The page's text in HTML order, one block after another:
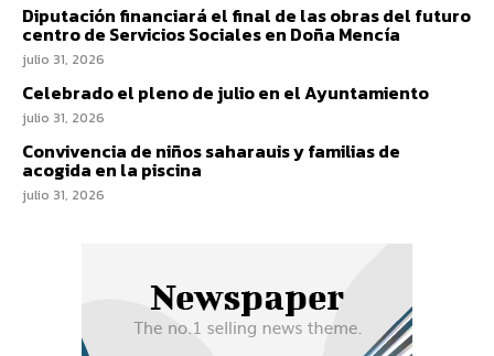
Diputación financiará el final de las obras del futuro
centro de Servicios Sociales en Doña Mencía
julio 31, 2026
Celebrado el pleno de julio en el Ayuntamiento
julio 31, 2026
Convivencia de niños saharauis y familias de
acogida en la piscina
julio 31, 2026